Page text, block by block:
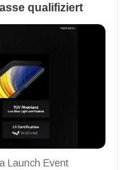
qualifiziert
Launch Event